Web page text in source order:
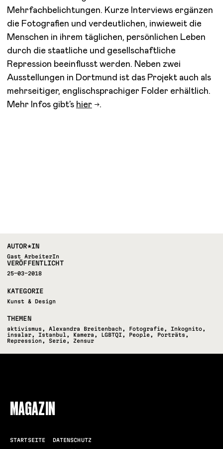
Mehrfachbelichtungen. Kurze Interviews ergänzen
die Fotografien und verdeutlichen, inwieweit die
Menschen in ihrem täglichen, persönlichen Leben
durch die staatliche und gesellschaftliche
Repression beeinflusst werden. Neben zwei
Ausstellungen in Dortmund ist das Projekt auch als
mehrseitiger, englischsprachiger Folder erhältlich.
Mehr Infos gibt’s hier .
AUTOR*IN
Gast ArbeiterIn
VERÖFFENTLICHT
25-03-2018
KATEGORIE
Kunst & Design
THEMEN
aktivismus ,Alexandra Breitenbach , Fotografie ,Inkognito,
insalar,Istanbul , Kamera , LGBTQI, People , Porträts ,
Repression , Serie , Zensur
MAGAZIN
STARTSEITE
DATENSCHUTZ